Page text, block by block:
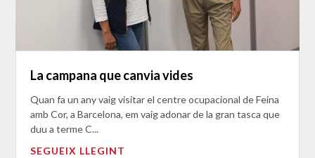
La campana que canvia vides
Quan fa un any vaig visitar el centre ocupacional de Feina
amb Cor, a Barcelona, em vaig adonar de la gran tasca que
duu a terme C...
SEGUEIX LLEGINT